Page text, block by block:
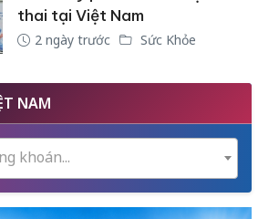
thai tại Việt Nam
2 ngày trước Sức Khỏe
NAM
khoán...